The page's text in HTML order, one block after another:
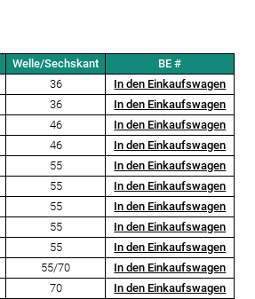
Welle/Sechskant
BE #
36
In den Einkaufswagen
36
In den Einkaufswagen
46
In den Einkaufswagen
46
In den Einkaufswagen
55
In den Einkaufswagen
55
In den Einkaufswagen
55
In den Einkaufswagen
55
In den Einkaufswagen
55
In den Einkaufswagen
55/70
In den Einkaufswagen
70
In den Einkaufswagen